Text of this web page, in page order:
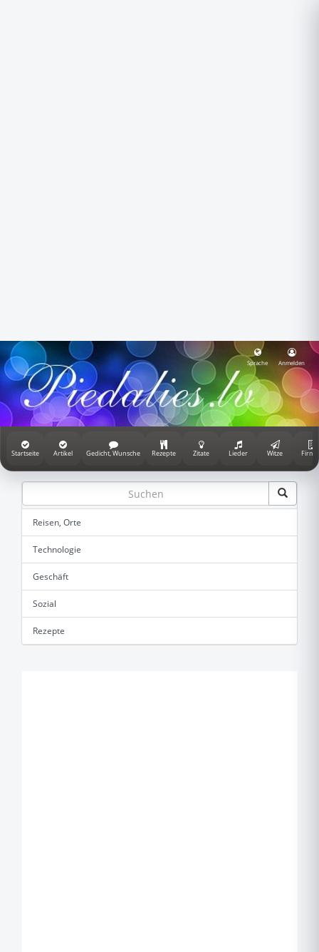
Sprache Anmelden
Startseite Artikel Gedicht, Wunsche Rezepte Zitate Lieder Witze
Reisen, Orte
Technologie
Geschäft
Sozial
Rezepte